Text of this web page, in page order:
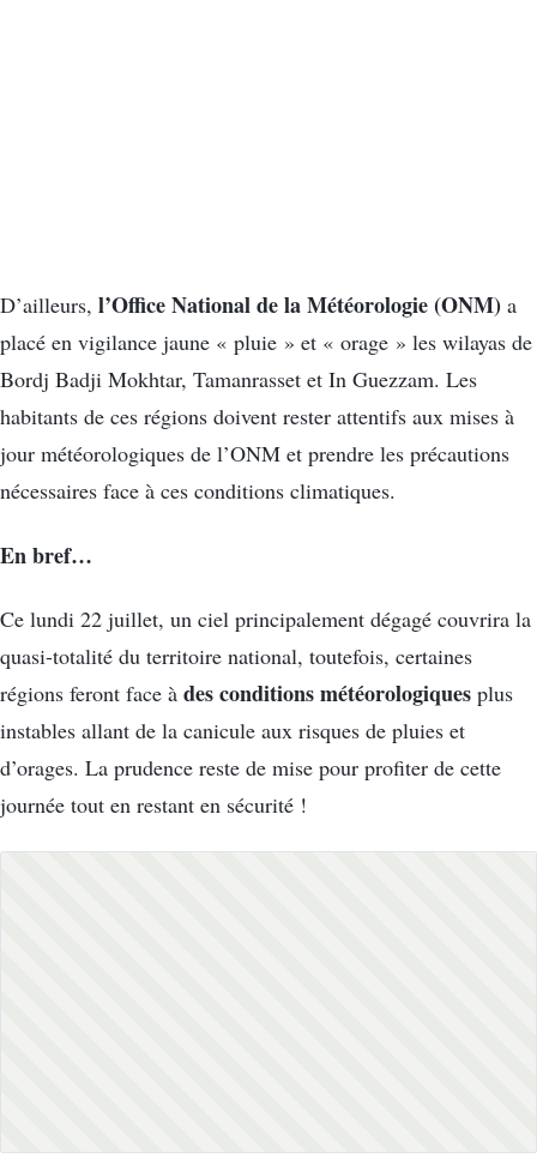
D’ailleurs, l’Office National de la Météorologie (ONM) a
placé en vigilance jaune « pluie » et « orage » les wilayas de
Bordj Badji Mokhtar, Tamanrasset et In Guezzam. Les
habitants de ces régions doivent rester attentifs aux mises à
jour météorologiques de l’ONM et prendre les précautions
nécessaires face à ces conditions climatiques.
En bref…
Ce lundi 22 juillet, un ciel principalement dégagé couvrira la
quasi-totalité du territoire national, toutefois, certaines
régions feront face à des conditions météorologiques plus
instables allant de la canicule aux risques de pluies et
d’orages. La prudence reste de mise pour profiter de cette
journée tout en restant en sécurité !